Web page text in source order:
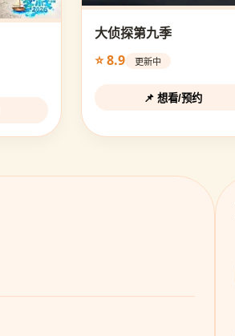
大侦探第九季
⭐ 8.9
更新中
📌 想看/预约